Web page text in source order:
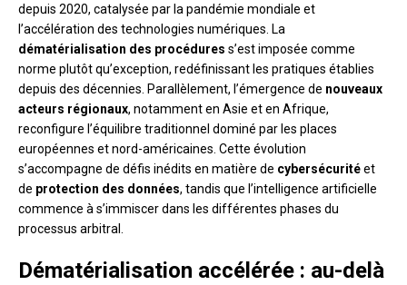
depuis 2020, catalysée par la pandémie mondiale et
l’accélération des technologies numériques. La
dématérialisation des procédures s’est imposée comme
norme plutôt qu’exception, redéfinissant les pratiques établies
depuis des décennies. Parallèlement, l’émergence de nouveaux
acteurs régionaux, notamment en Asie et en Afrique,
reconfigure l’équilibre traditionnel dominé par les places
européennes et nord-américaines. Cette évolution
s’accompagne de défis inédits en matière de cybersécuritéet
de protection des données, tandis que l’intelligence artificielle
commence à s’immiscer dans les différentes phases du
processus arbitral.
Dématérialisation accélérée : au-delà